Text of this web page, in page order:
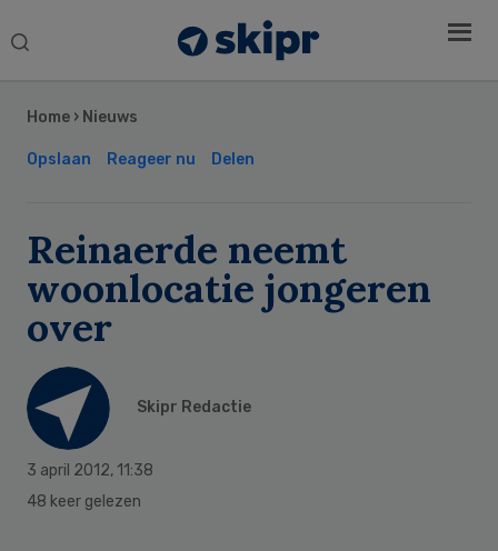
Search
Home › Nieuws
Opslaan Reageer nu Delen
Reinaerde neemt
woonlocatie jongeren
over
Skipr Redactie
3 april 2012, 11:38
48 keer gelezen
Sidebar